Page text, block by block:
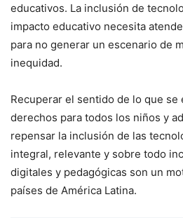
educativos. La inclusión de
impacto educativo necesita
para no generar un escenario de
inequidad.
Recuperar el sentido de lo que se
derechos para todos los niños y
repensar la inclusión de las
integral, relevante y sobre todo
digitales y pedagógicas son un
países de América Latina.